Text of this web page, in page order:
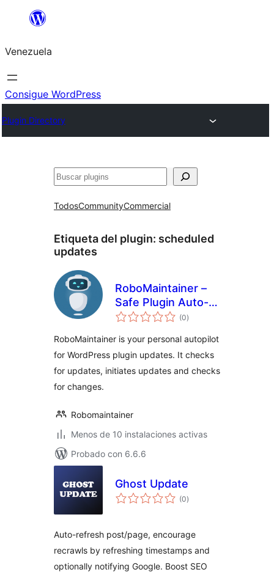
Saltar
contenido
Venezuela
Consigue WordPress
Plugin Directory
Buscar
TodosCommunityCommercial
Etiqueta del plugin: scheduled
updates
RoboMaintainer –
Safe Plugin Auto-
Updates
(0total
de
)
RoboMaintainer is your personal autopilot
for WordPress plugin updates. It checks
for updates, initiates updates and checks
for changes.
Robomaintainer
Menos de 10 instalaciones activas
Probado con 6.6.6
Ghost Update
(0total
de
)
Auto-refresh post/page, encourage
recrawls by refreshing timestamps and
optionally notifying Google. Boost SEO